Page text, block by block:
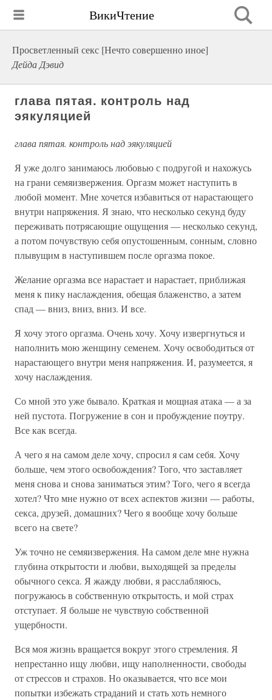
ВикиЧтение
Просветленный секс [Нечто совершенно иное]
Дейда Дэвид
глава пятая. контроль над
эякуляцией
глава пятая. контроль над эякуляцией
Я уже долго занимаюсь любовью с подругой и нахожусь
на грани семяизвержения. Оргазм может наступить в
любой момент. Мне хочется избавиться от нарастающего
внутри напряжения. Я знаю, что несколько секунд буду
переживать потрясающие ощущения — несколько секунд,
а потом почувствую себя опустошенным, сонным, словно
плывущим в наступившем после оргазма покое.
Желание оргазма все нарастает и нарастает, приближая
меня к пику наслаждения, обещая блаженство, а затем
спад — вниз, вниз, вниз. И все.
Я хочу этого оргазма. Очень хочу. Хочу извергнуться и
наполнить мою женщину семенем. Хочу освободиться от
нарастающего внутри меня напряжения. И, разумеется, я
хочу наслаждения.
Со мной это уже бывало. Краткая и мощная атака — а за
ней пустота. Погружение в сон и пробуждение поутру.
Все как всегда.
А чего я на самом деле хочу, спросил я сам себя. Хочу
больше, чем этого освобождения? Того, что заставляет
меня снова и снова заниматься этим? Того, чего я всегда
хотел? Что мне нужно от всех аспектов жизни — работы,
секса, друзей, домашних? Чего я вообще хочу больше
всего на свете?
Уж точно не семяизвержения. На самом деле мне нужна
глубина открытости и любви, выходящей за пределы
обычного секса. Я жажду любви, я расслабляюсь,
погружаюсь в собственную открытость, и мой страх
отступает. Я больше не чувствую собственной
ущербности.
Вся моя жизнь вращается вокруг этого стремления. Я
непрестанно ищу любви, ищу наполненности, свободы
от стрессов и страхов. Но оказывается, что все мои
попытки избежать страданий и стать хоть немного